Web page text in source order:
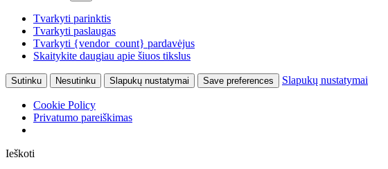
Tvarkyti parinktis
Tvarkyti paslaugas
Tvarkyti {vendor_count} pardavėjus
Skaitykite daugiau apie šiuos tikslus
Sutinku Nesutinku Slapukų nustatymai Save preferences Slapukų nustatymai
Cookie Policy
Privatumo pareiškimas
Ieškoti